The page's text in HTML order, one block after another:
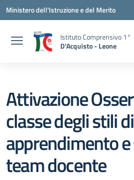
Vai ai contenuti
Vai al menu di navigazione
Vai al footer
Ministero dell'Istruzione e del Merito
Istituto Comprensivo 1°
D'Acquisto - Leone
Attivazione
classe degli stili di
apprendimento
team docente